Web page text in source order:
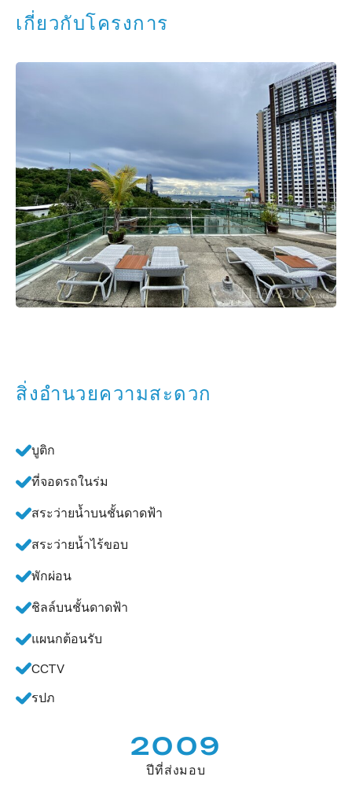
เกี่ยวกับโครงการ
สิ่งอำนวยความสะดวก
บูติก
ที่จอดรถในร่ม
สระว่ายน้ำบนชั้นดาดฟ้า
สระว่ายน้ำไร้ขอบ
พักผ่อน
ชิลล์บนชั้นดาดฟ้า
แผนกต้อนรับ
CCTV
รปภ
2009
ปีที่ส่งมอบ